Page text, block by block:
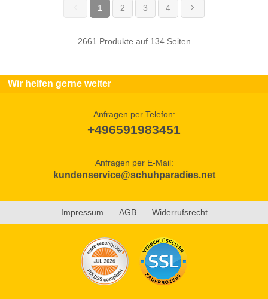
1 (current)
2 3 4
2661 Produkte auf 134 Seiten
Wir helfen gerne weiter
Anfragen per Telefon:
+496591983451
Anfragen per E-Mail:
kundenservice@schuhparadies.net
Impressum AGB Widerrufsrecht